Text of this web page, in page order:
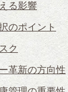
る影響
のポイント
ク
革新の方向性